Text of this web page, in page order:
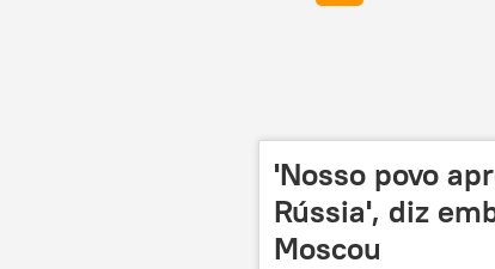
'Nosso povo
Rússia', diz
Moscou